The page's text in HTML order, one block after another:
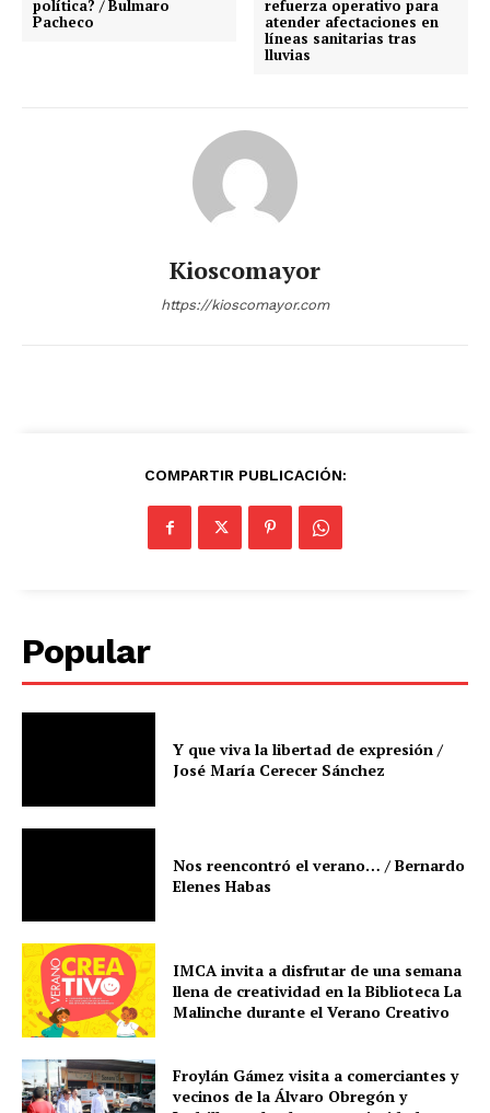
política? / Bulmaro
Pacheco
refuerza operativo para
atender afectaciones en
líneas sanitarias tras
lluvias
Kioscomayor
https://kioscomayor.com
COMPARTIR PUBLICACIÓN:
Popular
Y que viva la libertad de expresión /
José María Cerecer Sánchez
Nos reencontró el verano… / Bernardo
Elenes Habas
IMCA invita a disfrutar de una semana
llena de creatividad en la Biblioteca La
Malinche durante el Verano Creativo
Froylán Gámez visita a comerciantes y
vecinos de la Álvaro Obregón y